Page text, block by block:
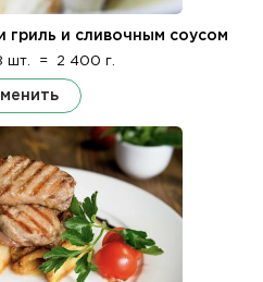
гриль и сливочным соусом
шт. = 2 400 г.